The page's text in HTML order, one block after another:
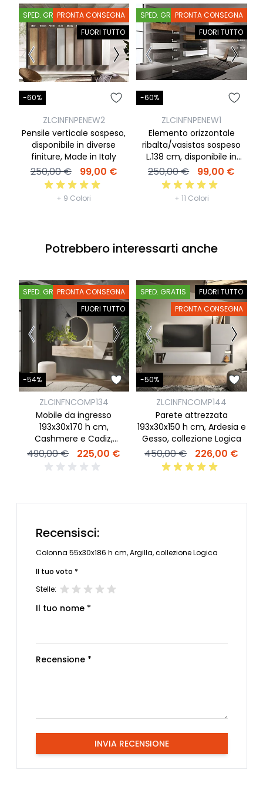
SPED. GRATISPRONTA CONSEGNA
FUORI TUTTO
-60%
ZLCINFNPENEW2
Pensile verticale sospeso,
disponibile in diverse
finiture, Made in Italy
250,00 € 99,00 €
+ 9 Colori
SPED. GRATISPRONTA CONSEGNA
FUORI TUTTO
-60%
ZLCINFNPENEW1
Elemento orizzontale
ribalta/vasistas sospeso
L.138 cm, disponibile in
diverse finiture
250,00 € 99,00 €
+ 11 Colori
Potrebbero interessarti anche
SPED. GRATISPRONTA CONSEGNA
FUORI TUTTO
-54%
ZLCINFNCOMP134
Mobile da ingresso
193x30x170 h cm,
Cashmere e Cadiz,
collezione Logica
490,00 € 225,00 €
SPED. GRATIS
FUORI TUTTO
PRONTA CONSEGNA
-50%
ZLCINFNCOMP144
Parete attrezzata
193x30x150 h cm, Ardesia e
Gesso, collezione Logica
450,00 € 226,00 €
Recensisci:
Colonna 55x30x186 h cm, Argilla, collezione Logica
Il tuo voto *
Stelle:
Il tuo nome *
Recensione *
INVIA RECENSIONE